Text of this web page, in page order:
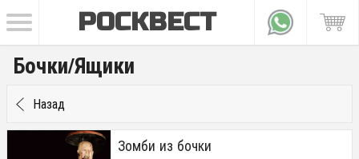
РОСКВЕСТ
Бочки/Ящики
Назад
Зомби из бочки